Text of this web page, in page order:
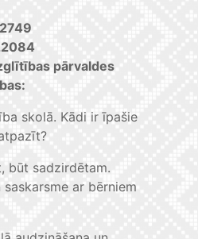
pārvaldes
skolā. Kādi ir īpašie
būt sadzirdētam.
saskarsme ar bērniem